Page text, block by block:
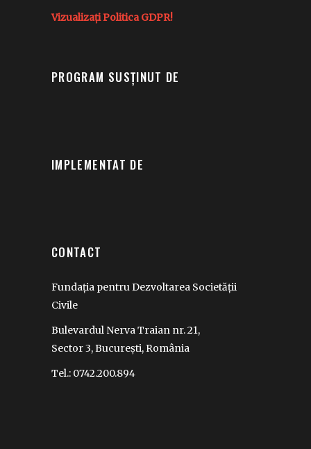
Vizualizați Politica GDPR!
PROGRAM SUSȚINUT DE
IMPLEMENTAT DE
CONTACT
Fundația pentru Dezvoltarea Societății
Civile
Bulevardul Nerva Traian nr. 21,
Sector 3, București, România
Tel.: 0742.200.894